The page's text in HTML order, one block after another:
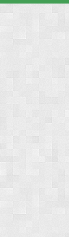
content